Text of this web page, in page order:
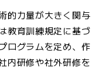
的力量が大きく関与
教育訓練規定に基づ
ログラムを定め、作
内研修や社外研修を